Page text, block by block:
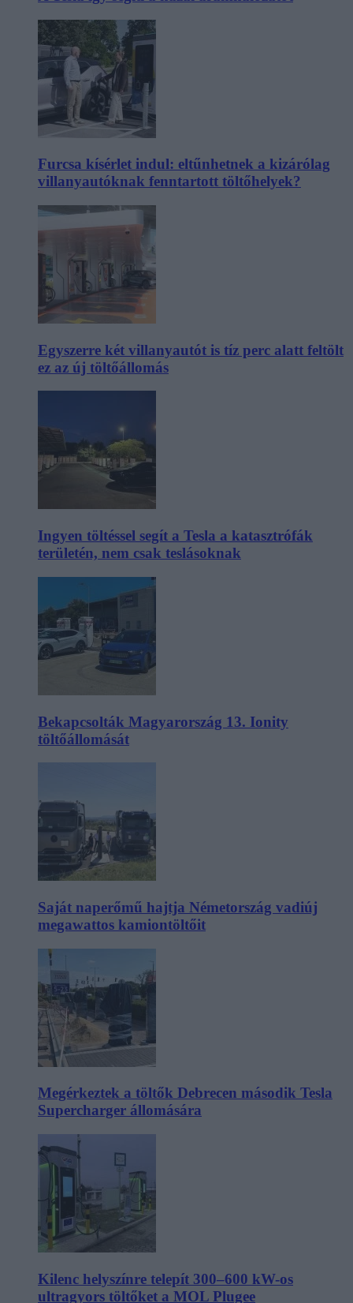
Furcsa kísérlet indul: eltűnhetnek a kizárólag
villanyautóknak fenntartott töltőhelyek?
Egyszerre két villanyautót is tíz perc alatt feltölt
ez az új töltőállomás
Ingyen töltéssel segít a Tesla a katasztrófák
területén, nem csak teslásoknak
Bekapcsolták Magyarország 13. Ionity
töltőállomását
Saját naperőmű hajtja Németország vadiúj
megawattos kamiontöltőit
Megérkeztek a töltők Debrecen második Tesla
Supercharger állomására
Kilenc helyszínre telepít 300–600 kW-os
ultragyors töltőket a MOL Plugee